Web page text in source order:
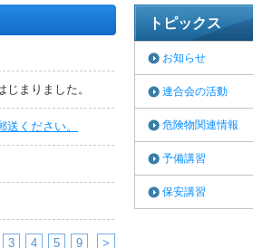
まりました。
ください。
3 4 5 9 >
トピックス
お知らせ
連合会の活動
危険物関連情報
予備講習
保安講習